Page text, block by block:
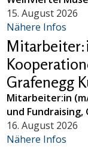
15. August 2026
Nähere Infos
Grafenegg
Mitarbeiter:in
und
16. August 2026
Nähere Infos